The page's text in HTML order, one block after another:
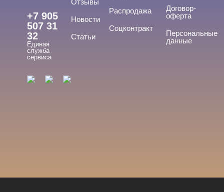
+7 905
507 31
32
Единая
служба
сервиса
Отзывы
Новости
Статьи
Распродажа
Соцконтракт
Договор-
оферта
Персональные
данные